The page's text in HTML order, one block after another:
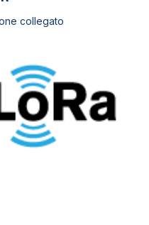
collegato